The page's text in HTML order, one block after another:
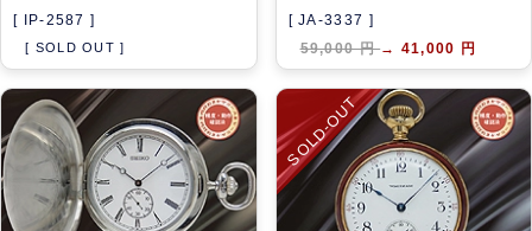
[ IP-2587 ]
[ SOLD OUT ]
[ JA-3337 ]
59,000 円→ 41,000 円
SOLD-OUT